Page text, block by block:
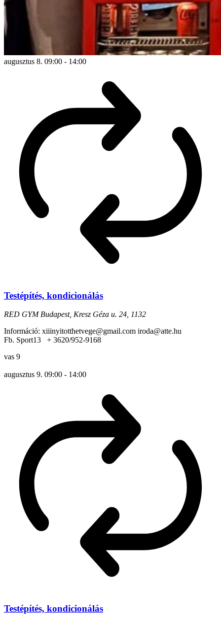
augusztus 8. 09:00 - 14:00
Testépítés, kondicionálás
RED GYMBudapest, Kresz Géza u. 24, 1132
Információ: xiiinyitotthetvege@gmail.com iroda@atte.hu
Fb. Sport13 + 3620/952-9168
vas 9
augusztus 9. 09:00 - 14:00
Testépítés, kondicionálás